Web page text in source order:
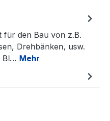
für den Bau von z.B.
Drehbänken, usw.
Bl… Mehr